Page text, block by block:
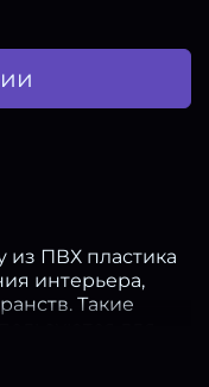
ПВХ пластика
интерьера,
Такие
для
элементов и